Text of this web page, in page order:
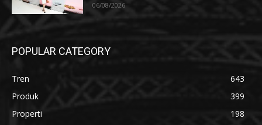
06/08/2026
POPULAR CATEGORY
Tren
643
Produk
399
Properti
198